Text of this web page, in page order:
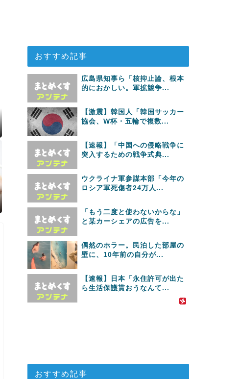
おすすめ記事
広島県知事ら「核抑止論、根本
的におかしい。軍拡競争...
【激震】韓国人「韓国サッカー
協会、W杯・五輪で複数...
【速報】「中国への侵略戦争に
突入するための戦争式典...
ウクライナ軍参謀本部「今年の
ロシア軍死傷者24万人...
「もう二度と使わないからな」
と某カーシェアの広告を...
偶然のホラー。民泊した部屋の
壁に、10年前の自分が...
【速報】日本「永住許可が出た
ら生活保護貰おうなんて...
おすすめ記事